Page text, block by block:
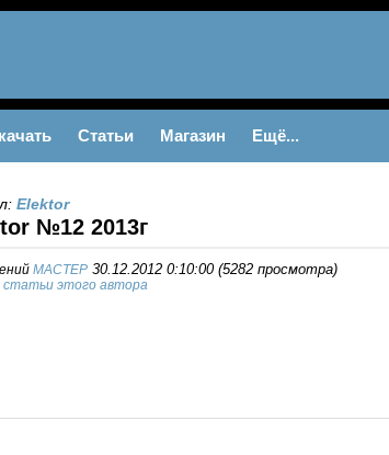
Статьи Магазин Ещё...
Elektor
№12 2013г
MACTEP 30.12.2012 0:10:00 (5282 просмотра)
статьи этого автора